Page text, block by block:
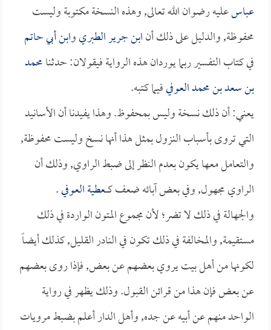
عباسعليه رضوان الله تعالى, وهذه النسخة مكتوبة وليست
محفوظة, والدليل على ذلك أنابن جرير الطبريوابن أبي حاتم
في كتاب التفسير ربما يوردان هذه الرواية فيقولان: حدثنامحمد
بن سعد بن محمد العوفيفيما كتبه.
يعني: أن ذلك نسخة وليس بمحفوظ. وهذا يفيدنا أن الأسانيد
التي تروى بأسباب النزول بمثل هذا أنها نسخ وليست محفوظة,
والتعامل معها يكون بعدم النظر إلى ضبط الراوي, وذلك أن
الراوي مجهول, وفي بعض آبائه ضعف كــــعطية العوفي.
والجهالة في ذلك لا تضر؛ لأن مجموع المتون الواردة في ذلك
مستقيمة, والمخالفة في ذلك تكون في النادر القليل, كذلك أيضاً
لكونها من أهل بيت يروي بعضهم عن بعض, فإذا روى بعضهم
عن بعض فإن هذا من قرائن القبول. وذلك يظهر في رواية
الواحد منهم عن أبيه عن جده, وأهل الدار أعلم بضبط مرويات